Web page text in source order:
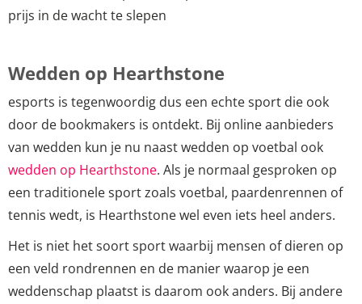
prijs in de wacht te slepen
Wedden op Hearthstone
esports is tegenwoordig dus een echte sport die ook
door de bookmakers is ontdekt. Bij online aanbieders
van wedden kun je nu naast wedden op voetbal ook
wedden op Hearthstone. Als je normaal gesproken op
een traditionele sport zoals voetbal, paardenrennen of
tennis wedt, is Hearthstone wel even iets heel anders.
Het is niet het soort sport waarbij mensen of dieren op
een veld rondrennen en de manier waarop je een
weddenschap plaatst is daarom ook anders. Bij andere